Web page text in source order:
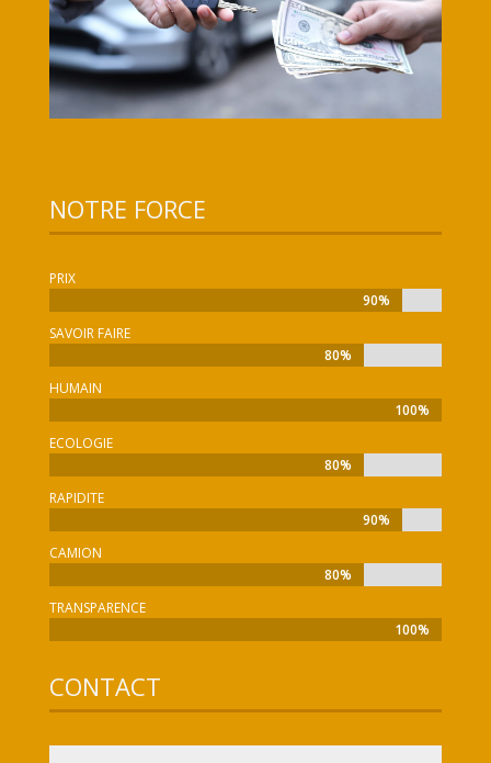
NOTRE FORCE
PRIX
90%
90%
SAVOIR FAIRE
80%
80%
HUMAIN
100%
100%
ECOLOGIE
80%
80%
RAPIDITE
90%
90%
CAMION
80%
80%
TRANSPARENCE
100%
100%
CONTACT